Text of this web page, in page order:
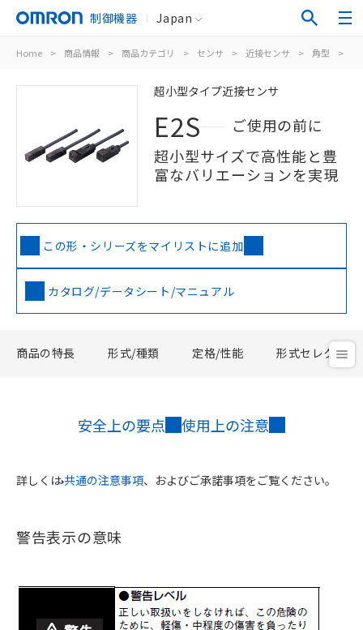
制御機器 Japan
Home > 商品情報 > 商品カテゴリ > センサ > 近接センサ > 角型 >
超小型タイプ近接センサ
E2S
ご使用の前に
超小型サイズで高性能と豊
富なバリエーションを実現
この形・シリーズをマイリストに追加
カタログ/データシート/マニュアル
商品の特長 形式/種類 定格/性能 形式セレクタ
安全上の要点 使用上の注意
詳しくは共通の注意事項、およびご承諾事項をご覧ください。
警告表示の意味